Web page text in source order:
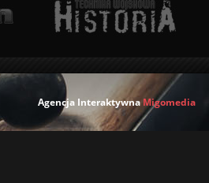
Agencja Interaktywna Migomedia